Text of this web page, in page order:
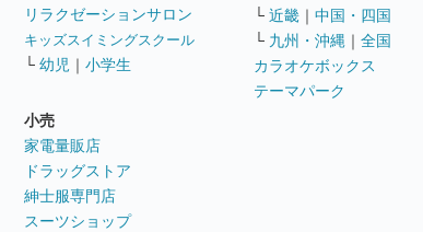
リラクゼーションサロン
キッズスイミングスクール
└ 幼児 ｜ 小学生
小売
家電量販店
ドラッグストア
紳士服専門店
スーツショップ
└ 近畿 ｜ 中国・四国
└ 九州・沖縄 ｜ 全国
カラオケボックス
テーマパーク